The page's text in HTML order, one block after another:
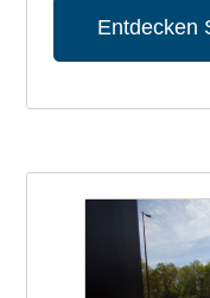
Entdecken